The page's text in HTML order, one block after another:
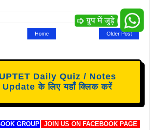
Older Post
Home
UPTET Daily Quiz / Notes
Update के लिए यहाँ क्लिक करें
GROUP
JOIN US ON FACEBOOK PAGE